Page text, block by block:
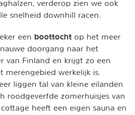
verderop zien we ook
snelheid downhill racen.
een boottocht op het meer
doorgang naar het
van Finland en krijgt zo een
merengebied werkelijk is.
liggen tal van kleine eilanden
roodgeverfde zomerhuisjes van
heeft een eigen sauna en